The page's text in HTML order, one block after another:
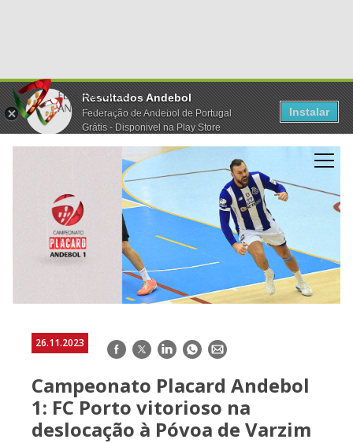
Resultados Andebol
Federação de Andebol de Portugal
Grátis - Disponivel na Play Store
Instalar
26.11.2023 Facebook
TwitterLinkedInWhatsApp
E-
Campeonato Placard Andebol
1: FC Porto vitorioso na
deslocação à Póvoa de Varzim